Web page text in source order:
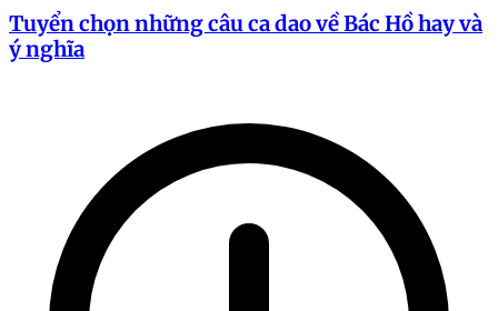
Tuyển chọn những câu ca dao về Bác Hồ hay và
ý nghĩa